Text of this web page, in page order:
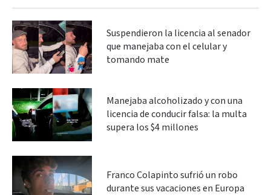
Suspendieron la licencia al senador
que manejaba con el celular y
tomando mate
Manejaba alcoholizado y con una
licencia de conducir falsa: la multa
supera los $4 millones
Franco Colapinto sufrió un robo
durante sus vacaciones en Europa